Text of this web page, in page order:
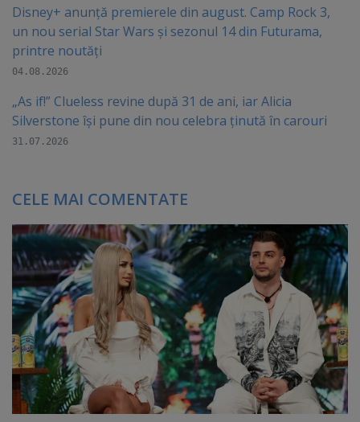
Disney+ anunță premierele din august. Camp Rock 3,
un nou serial Star Wars și sezonul 14 din Futurama,
printre noutăți
04.08.2026
„As if!” Clueless revine după 31 de ani, iar Alicia
Silverstone își pune din nou celebra ținută în carouri
31.07.2026
CELE MAI COMENTATE